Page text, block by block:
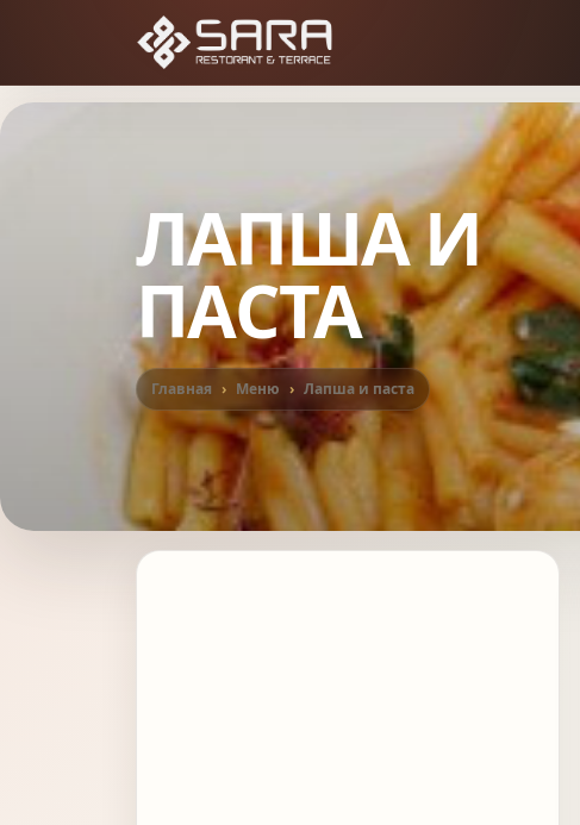
ЛАПША И
ПАСТА
Главная Меню Лапша и паста